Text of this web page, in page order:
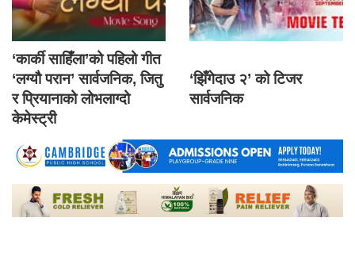
‘कार्की साहिँला’को पहिलो गीत
‘लग्यौ परान’ सार्वजनिक, जितु
र प्रियानाको लोभलाग्दो
केमेस्ट्री
‘झिँगेदाउ २’ को टिजर
सार्वजनिक